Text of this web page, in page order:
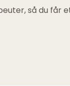
så du får